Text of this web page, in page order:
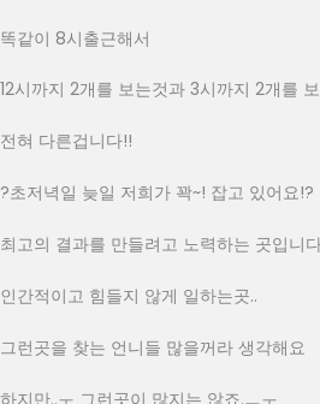
똑같이 8시출근해서
12시까지 2개를 보는것과 3시까지 2개를
전혀 다른겁니다!! 
?초저녁일 늦일 저희가 꽉~! 잡고 있어요!?
최고의 결과를 만들려고 노력하는 곳입니다
인간적이고 힘들지 않게 일하는곳..
그런곳을 찾는 언니들 많을꺼라 생각해요
하지만..ㅜ 그런곳이 많지는 않죠.ㅡㅜ